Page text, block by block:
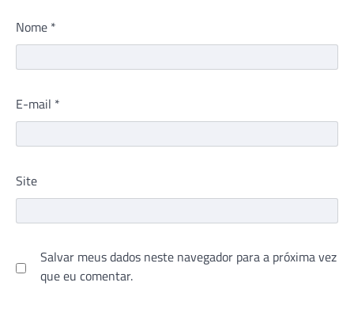
Nome *
E-mail *
Site
Salvar meus dados neste navegador para a próxima vez
que eu comentar.